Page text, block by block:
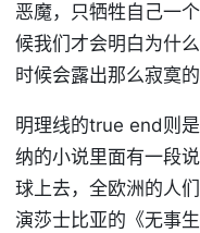
恶魔，只牺牲自己一
候我们才会明白为什
时候会露出那么寂寞的
明理线的true end则
纳的小说里面有一段
球上去，全欧洲的人
演莎士比亚的《无事